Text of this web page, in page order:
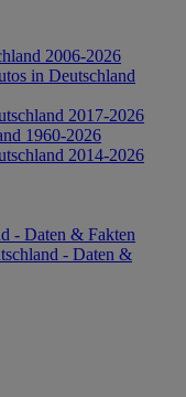
2006-2026
in Deutschland
2017-2026
1960-2026
2014-2026
- Daten & Fakten
- Daten &